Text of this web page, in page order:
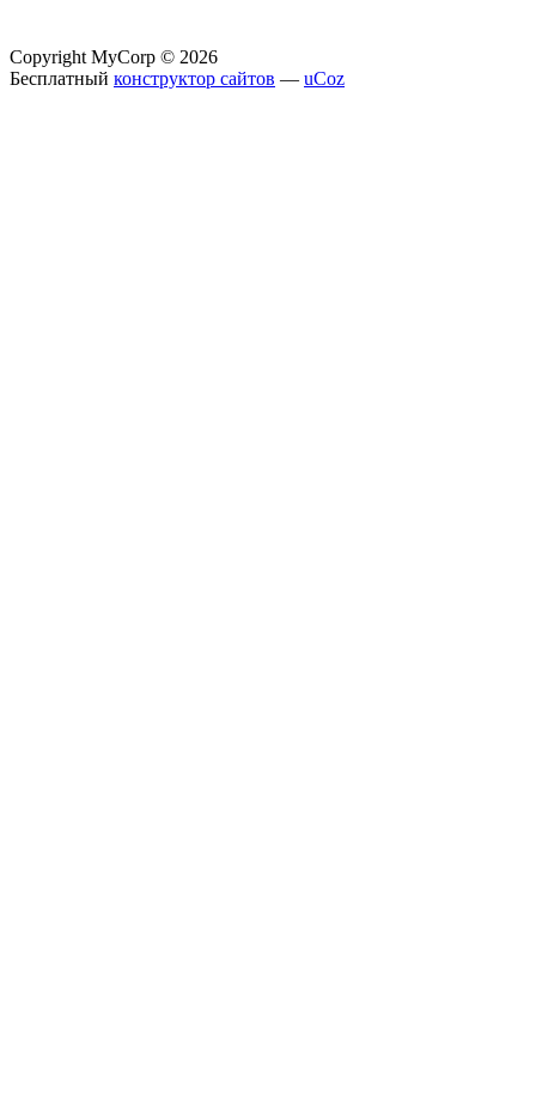
Copyright MyCorp © 2026
Бесплатный конструктор сайтов — uCoz